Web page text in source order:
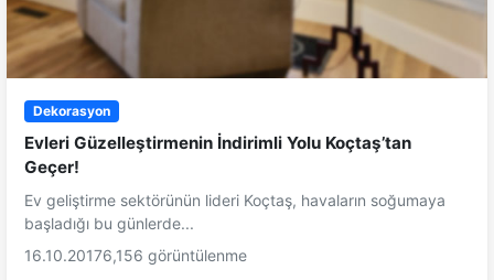
Dekorasyon
Evleri Güzelleştirmenin İndirimli Yolu Koçtaş’tan
Geçer!
Ev geliştirme sektörünün lideri Koçtaş, havaların soğumaya
başladığı bu günlerde...
16.10.20176,156 görüntülenme